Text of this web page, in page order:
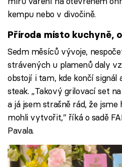
kempu nebo v divočině.
Příroda místo kuchyně,
Sedm měsíců vývoje,
strávených u plamenů daly
obstojí i tam, kde končí signál
steak. „Takový grilovací set
a já jsem strašně rád, že jsme
mohli vytvořit,” říká o sadě
Pavala.